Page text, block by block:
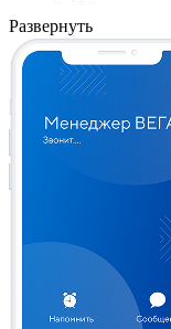
Развернуть